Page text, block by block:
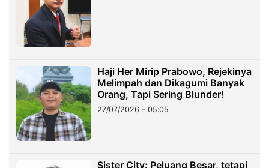
Haji Her Mirip Prabowo, Rejekinya
Melimpah dan Dikagumi Banyak
Orang, Tapi Sering Blunder!
27/07/2026 - 05:05
Sister City: Peluang Besar, tetapi